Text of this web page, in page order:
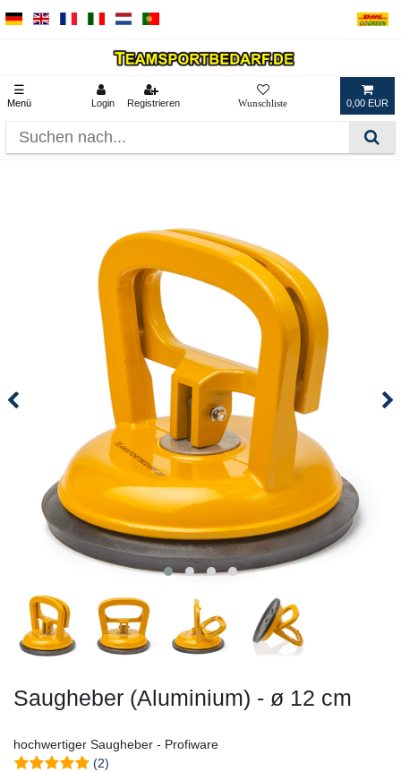
☰
Menü Login Registrieren 0,00 EUR
Saugheber (Aluminium) - ø 12 cm
hochwertiger Saugheber - Profiware
(2)